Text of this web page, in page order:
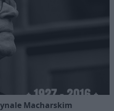
Macharskim